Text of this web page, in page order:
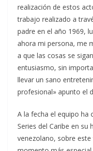
realización de estos
trabajo realizado a
padre en el año 1969,
ahora mi persona, me
a que las cosas se
entusiasmo, sin
llevar un sano
profesional» apunto el
A la fecha el equipo ha
Series del Caribe en
venezolano, sobre